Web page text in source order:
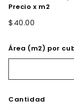
Precio x m2
$40.00
Área (m2) por
Cantidad